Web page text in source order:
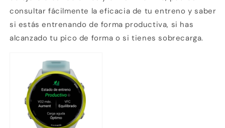
consultar fácilmente la eficacia de tu entreno y saber
si estás entrenando de forma productiva, si has
alcanzado tu pico de forma o si tienes sobrecarga.